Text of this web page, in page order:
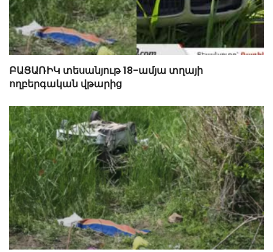
ԲԱՑԱՌԻԿ տեսանյութ 18-ամյա տղայի
ողբերգական վթարից